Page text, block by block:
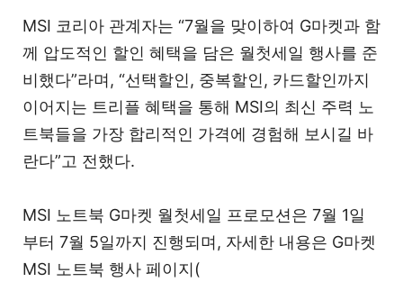
MSI 코리아 관계자는 “7월을 맞이하여 G마켓과 함
께 압도적인 할인 혜택을 담은 월첫세일 행사를 준
비했다”라며, “선택할인, 중복할인, 카드할인까지
이어지는 트리플 혜택을 통해 MSI의 최신 주력 노
트북들을 가장 합리적인 가격에 경험해 보시길 바
란다”고 전했다.
MSI 노트북 G마켓 월첫세일 프로모션은 7월 1일
부터 7월 5일까지 진행되며, 자세한 내용은 G마켓
MSI 노트북 행사 페이지(